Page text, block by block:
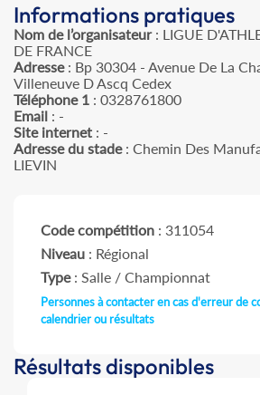
Informations pratiques
Nom de l’organisateur: LIGUE
DE FRANCE
Adresse: Bp 30304 - Avenue De La
Villeneuve D Ascq Cedex
Téléphone 1 : 0328761800
Email : -
Site internet : -
Adresse du stade: Chemin Des
LIEVIN
Code compétition : 311054
Niveau : Régional
Type: Salle / Championnat
Personnes à contacter en cas d'erreur de
calendrier ou résultats
Résultats disponibles